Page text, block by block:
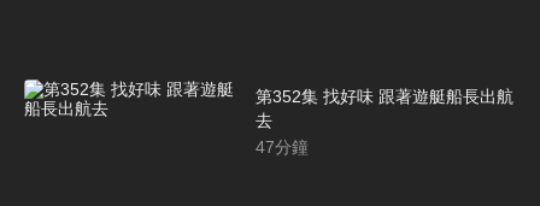
第352集 找好味 跟著遊艇船長出航
去
47分鐘